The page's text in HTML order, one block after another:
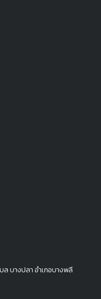
ล บางปลา อำเภอบางพลี